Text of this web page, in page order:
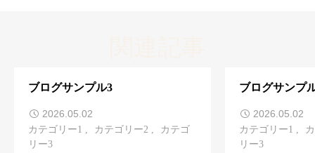
ブログサンプル3
2026.05.02
カテゴリー1 カテゴリー2
カテゴ
リー3
ブログサンプ
2026.05.02
カテゴリー1
リー3